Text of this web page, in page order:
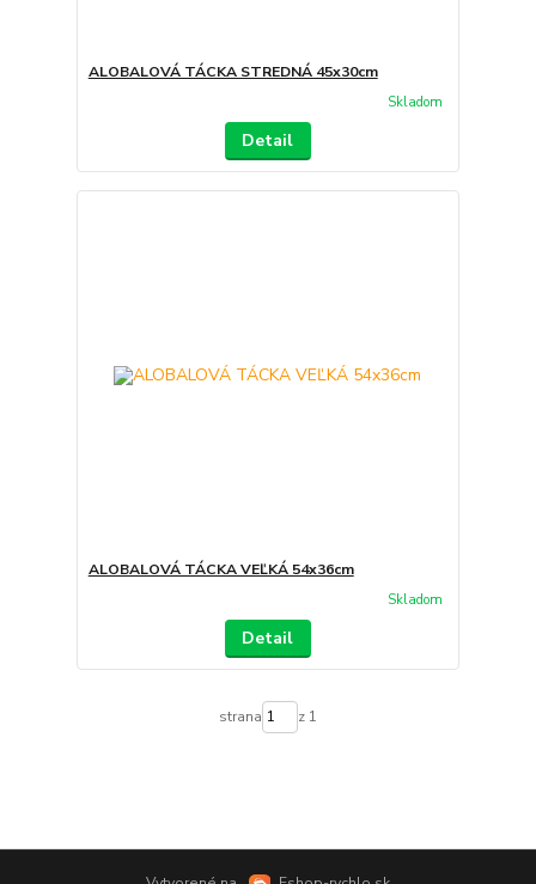
ALOBALOVÁ TÁCKA STREDNÁ 45x30cm
Skladom
Detail
ALOBALOVÁ TÁCKA VEĽKÁ 54x36cm
Skladom
Detail
strana z 1